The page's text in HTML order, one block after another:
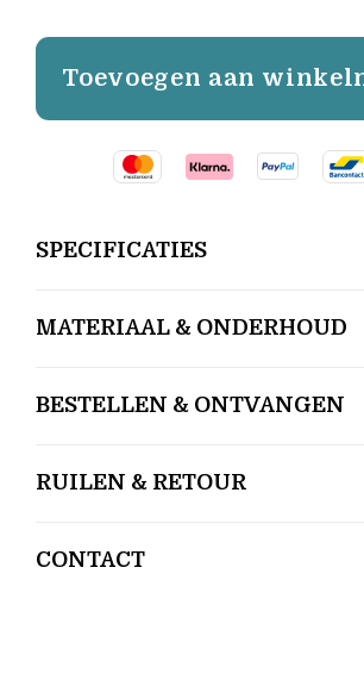
Toevoegen aan
SPECIFICATIES
MATERIAAL & ONDERHOUD
BESTELLEN & ONTVANGEN
RUILEN & RETOUR
CONTACT